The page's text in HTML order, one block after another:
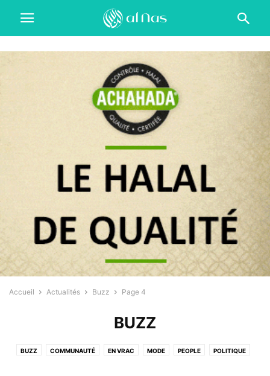
Accueil Actualités Buzz Page 4
BUZZ
BUZZ COMMUNAUTÉ EN VRAC MODE PEOPLE POLITIQUE